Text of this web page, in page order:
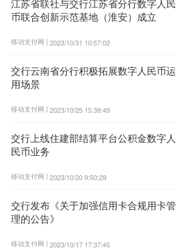
江苏省联社与交行江苏省分行数字人民
币联合创新示范基地（淮安）成立
移动支付网 | 2023/10/31 10:57:02
交行云南省分行积极拓展数字人民币运
用场景
移动支付网 | 2023/10/25 15:39:49
交行上线住建部结算平台公积金数字人
民币业务
移动支付网 | 2023/10/20 9:50:29
交行发布《关于加强信用卡合规用卡管
理的公告》
移动支付网 | 2023/10/17 17:37:45